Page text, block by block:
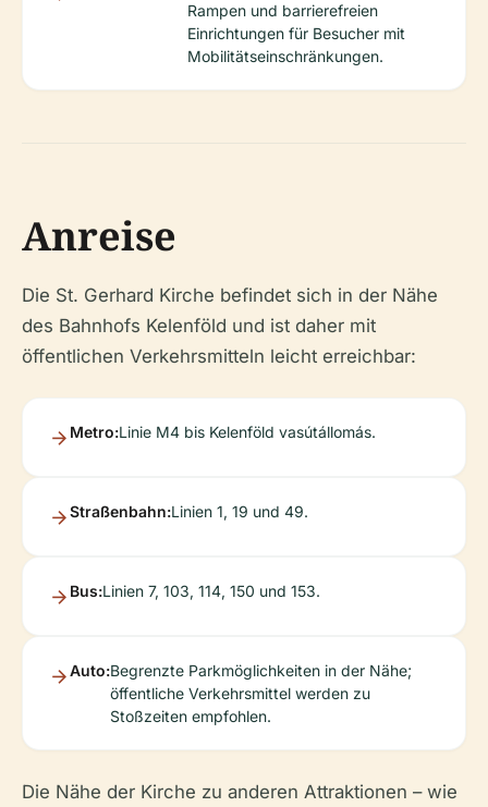
Rampen und barrierefreien
Einrichtungen für Besucher mit
Mobilitätseinschränkungen.
Anreise
Die St. Gerhard Kirche befindet sich in der Nähe
des Bahnhofs Kelenföld und ist daher mit
öffentlichen Verkehrsmitteln leicht erreichbar:
Metro:Linie M4 bis Kelenföld vasútállomás.
Straßenbahn:Linien 1, 19 und 49.
Bus:Linien 7, 103, 114, 150 und 153.
Auto:Begrenzte Parkmöglichkeiten in der Nähe;
öffentliche Verkehrsmittel werden zu
Stoßzeiten empfohlen.
Die Nähe der Kirche zu anderen Attraktionen – wie